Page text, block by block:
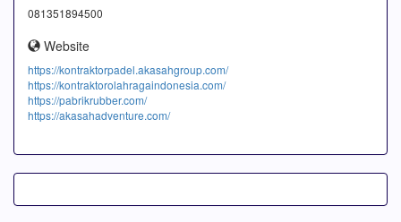
081351894500
Website
https://kontraktorpadel.akasahgroup.com/
https://kontraktorolahragaindonesia.com/
https://pabrikrubber.com/
https://akasahadventure.com/